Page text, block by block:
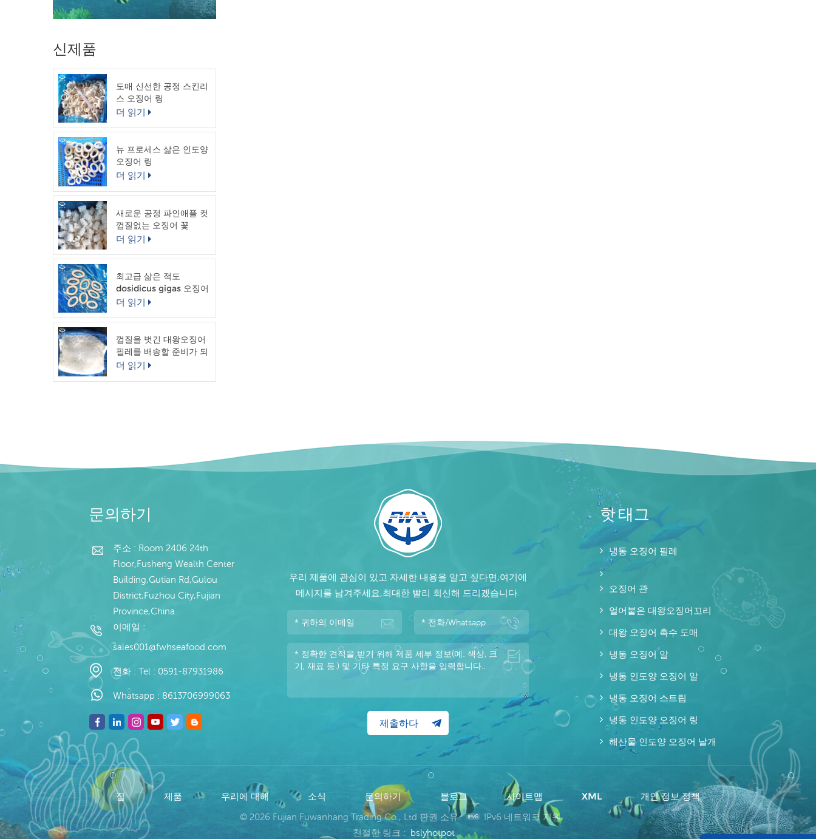
신제품
도매 신선한 공정 스킨리
스 오징어 링
더 읽기
뉴 프로세스 삶은 인도양
오징어 링
더 읽기
새로운 공정 파인애플 컷
껍질없는 오징어 꽃
더 읽기
최고급 삶은 적도
dosidicus gigas 오징어
링
더 읽기
껍질을 벗긴 대왕오징어
필레를 배송할 준비가 되
었습니다.
더 읽기
문의하기
주소 : Room 2406 24th
Floor,Fusheng Wealth Center
Building,Gutian Rd,Gulou
District,Fuzhou City,Fujian
Province,China.
이메일 :
sales001@fwhseafood.com
전화 : Tel : 0591-87931986
Whatsapp : 8613706999063
우리 제품에 관심이 있고 자세한 내용을 알고 싶다면,여기에
메시지를 남겨주세요,최대한 빨리 회신해 드리겠습니다.
핫 태그
냉동 오징어 필레
오징어 관
얼어붙은 대왕오징어꼬리
대왕 오징어 촉수 도매
냉동 오징어 알
냉동 인도양 오징어 알
냉동 오징어 스트립
냉동 인도양 오징어 링
해산물 인도양 오징어 날개
집 제품 우리에 대해 소식 문의하기 블로그 사이트맵 XML 개인 정보 정책
© 2026 Fujian Fuwanhang Trading Co., Ltd 판권 소유.
IPv6 네트워크 지원
친절한 링크 : bslyhotpot